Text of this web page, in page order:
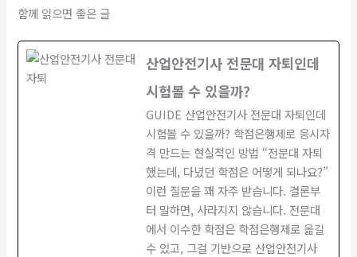
함께 읽으면 좋은 글
산업안전기사 전문대 자퇴인데
시험볼 수 있을까?
GUIDE 산업안전기사 전문대 자퇴인데
시험볼 수 있을까? 학점은행제로 응시자
격 만드는 현실적인 방법 “전문대 자퇴
했는데, 다녔던 학점은 어떻게 되나요?”
이런 질문을 꽤 자주 받습니다. 결론부
터 말하면, 사라지지 않습니다. 전문대
에서 이수한 학점은 학점은행제로 옮길
수 있고, 그걸 기반으로 산업안전기사